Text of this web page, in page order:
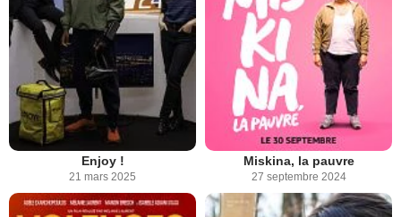
Enjoy !
21 mars 2025
Miskina, la pauvre
27 septembre 2024